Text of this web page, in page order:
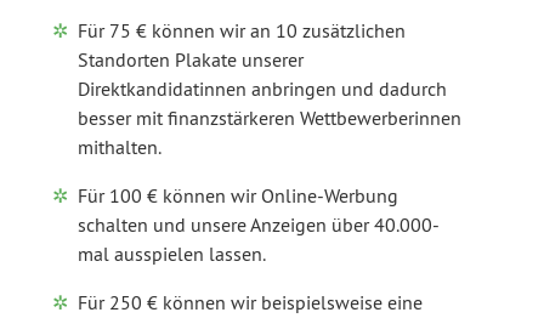
Für 75 € können wir an 10 zusätzlichen
Standorten Plakate unserer
Direktkandidatinnen anbringen und dadurch
besser mit finanzstärkeren Wettbewerberinnen
mithalten.
Für 100 € können wir Online-Werbung
schalten und unsere Anzeigen über 40.000-
mal ausspielen lassen.
Für 250 € können wir beispielsweise eine